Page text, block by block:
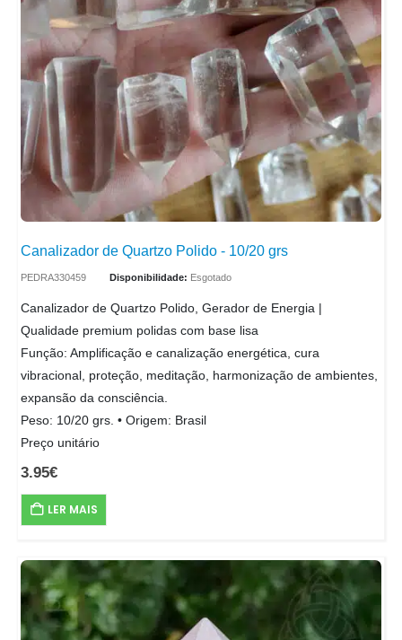
Canalizador de Quartzo Polido - 10/20 grs
PEDRA330459 Disponibilidade: Esgotado
Canalizador de Quartzo Polido, Gerador de Energia |
Qualidade premium polidas com base lisa
Função: Amplificação e canalização energética, cura
vibracional, proteção, meditação, harmonização de ambientes,
expansão da consciência.
Peso: 10/20 grs. • Origem: Brasil
Preço unitário
3.95€
LER MAIS